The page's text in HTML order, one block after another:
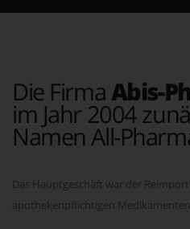
Die Firma Abis-
im Jahr 2004
Namen All-
Das Hauptgeschäft war der
apothekenpflichtigen Medikamenten.